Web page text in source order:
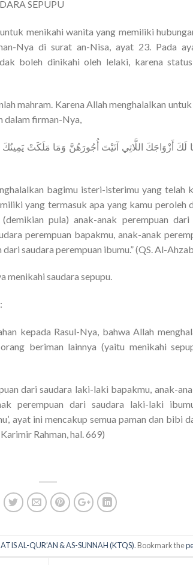
SEPUPU
menikahi wanita yang memiliki
Nya di surat an-Nisa, ayat 23. Pada
boleh dinikahi oleh lelaki, karena
mahram. Karena Allah menghalalkan
dalam firman-Nya,
bagimu isteri-isterimu yang telah
yang termasuk apa yang kamu peroleh
pula) anak-anak perempuan
perempuan bapakmu, anak-anak
saudara perempuan ibumu.” (QS. Al-
menikahi saudara sepupu.
kepada Rasul-Nya, bahwa Allah
beriman lainnya (yaitu menikahi
dari saudara laki-laki bapakmu, anak-
perempuan dari saudara laki-laki
ayat ini mencakup semua paman dan bibi
Rahman, hal. 669)
AL-QUR’AN & AS-SUNNAH (KTQS). Bookmark the